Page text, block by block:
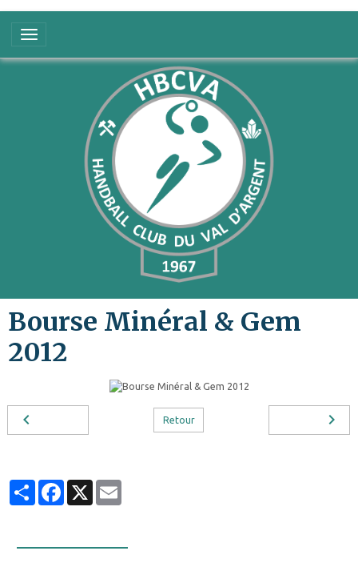
Bourse Minéral & Gem
2012
Retour
PartagerFacebook
X